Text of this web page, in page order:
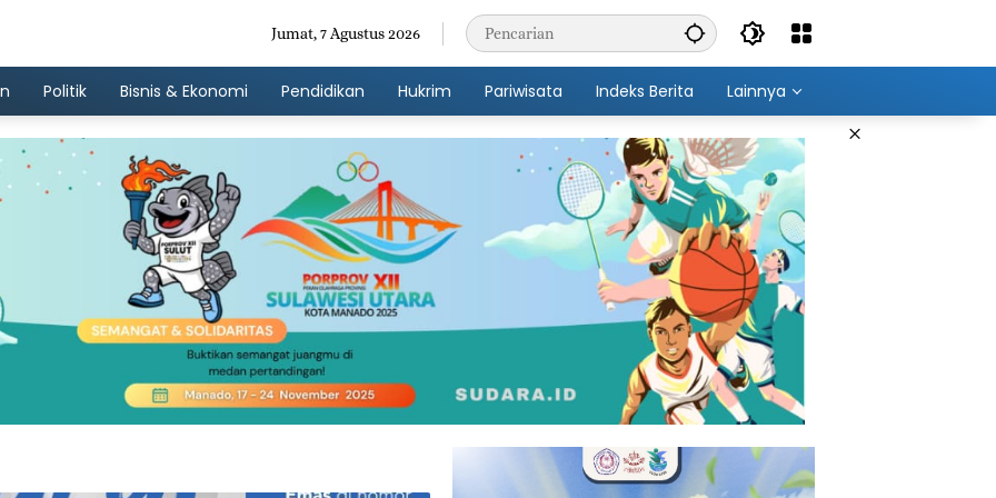
Jumat, 7 Agustus 2026
Politik Bisnis & Ekonomi Pendidikan Hukrim Pariwisata Indeks Berita Lainnya
×